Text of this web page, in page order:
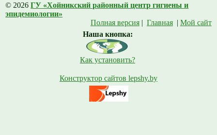
© 2026ГУ «Хойникский районный центр гигиены и
эпидемиологии»
Полная версия| Главная| Мой сайт
Наша кнопка:
Как установить?
Конструктор сайтов lepshy.by